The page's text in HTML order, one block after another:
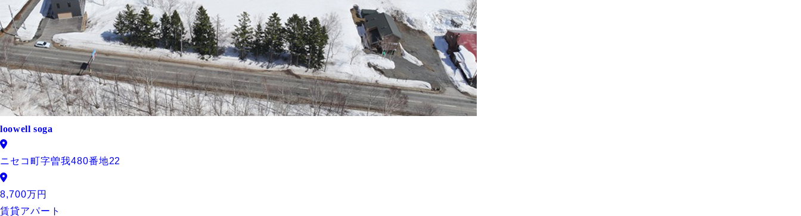
loowell soga
ニセコ町字曽我480番地22
8,700万円
賃貸アパート